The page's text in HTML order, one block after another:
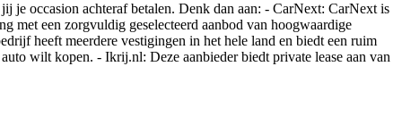
je occasion achteraf betalen. Denk dan aan: - CarNext: CarNext is
met een zorgvuldig geselecteerd aanbod van hoogwaardige
heeft meerdere vestigingen in het hele land en biedt een ruim
wilt kopen. - Ikrij.nl: Deze aanbieder biedt private lease aan van